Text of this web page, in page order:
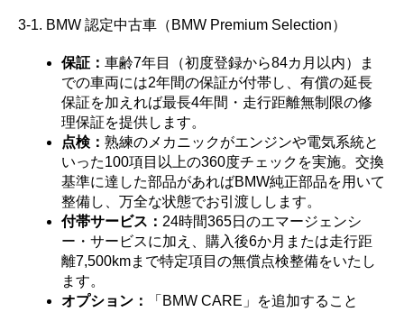
3-1. BMW 認定中古車（BMW Premium Selection）
保証： 車齢7年目（初度登録から84カ月以内）ま
での車両には2年間の保証が付帯し、有償の延長
保証を加えれば最長4年間・走行距離無制限の修
理保証を提供します。
点検： 熟練のメカニックがエンジンや電気系統と
いった100項目以上の360度チェックを実施。交換
基準に達した部品があればBMW純正部品を用いて
整備し、万全な状態でお引渡しします。
付帯サービス： 24時間365日のエマージェンシ
ー・サービスに加え、購入後6か月または走行距
離7,500kmまで特定項目の無償点検整備をいたし
ます。
オプション：
「BMW CARE」を追加すること